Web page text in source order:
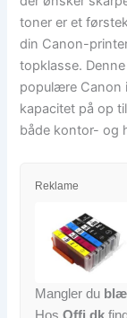
toner er et
din Canon-
topklasse.
populære Canon
kapacitet på op
både kontor- og
Reklame
Mangler du